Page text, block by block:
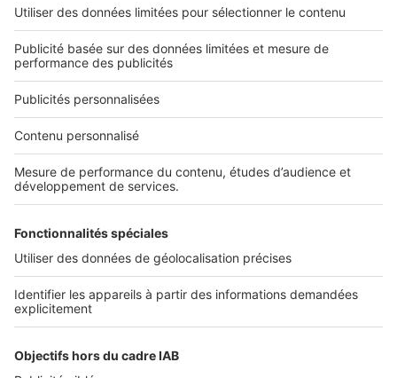
Découvrez nos applications
Services pro
Accès client
Informations légales